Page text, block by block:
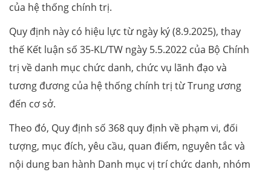
của hệ thống chính trị.
Quy định này có hiệu lực từ ngày ký (8.9.2025), thay
thế Kết luận số 35-KL/TW ngày 5.5.2022 của Bộ Chính
trị về danh mục chức danh, chức vụ lãnh đạo và
tương đương của hệ thống chính trị từ Trung ương
đến cơ sở.
Theo đó, Quy định số 368 quy định về phạm vi, đối
tượng, mục đích, yêu cầu, quan điểm, nguyên tắc và
nội dung ban hành Danh mục vị trí chức danh, nhóm